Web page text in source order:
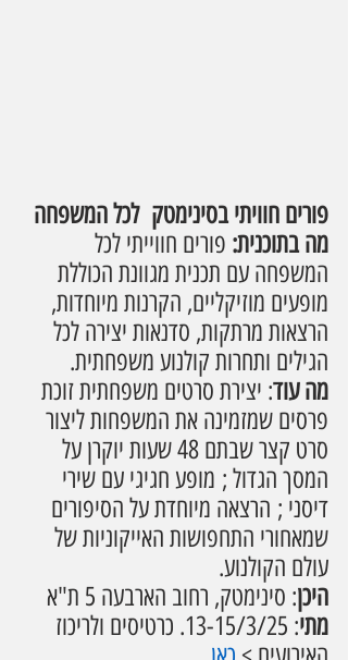
פורים חוויתי בסינימטק  לכל המשפחה
מה בתוכנית: פורים חווייתי לכל
המשפחה עם תכנית מגוונת הכוללת
מופעים מוזיקליים, הקרנות מיוחדות,
הרצאות מרתקות, סדנאות יצירה לכל
הגילים ותחרות קולנוע משפחתית.
מה עוד: יצירת סרטים משפחתית זוכת
פרסים שמזמינה את המשפחות ליצור
סרט קצר שבתם 48 שעות יוקרן על
המסך הגדול ; מופע חגיגי עם שירי
דיסני ; הרצאה מיוחדת על הסיפורים
שמאחורי התחפושות האייקוניות של
עולם הקולנוע.
היכן: סינימטק, רחוב הארבעה 5 ת"א
מתי
: 13-15/3/25. כרטיסים ולריכוז